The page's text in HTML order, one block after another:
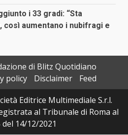
i 33 gradi: “Sta
così aumentano i nubifragi e
di Blitz Quotidiano
policy Disclaimer
Feed
Editrice Multimediale S.r.l.
al Tribunale di Roma al
del 14/12/2021